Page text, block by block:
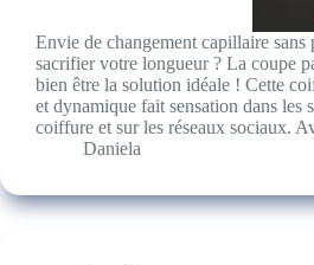
Envie de changement capillaire sans
sacrifier votre longueur ? La coupe
bien être la solution idéale ! Cette
et dynamique fait sensation dans les
coiffure et sur les réseaux sociaux.
Daniela